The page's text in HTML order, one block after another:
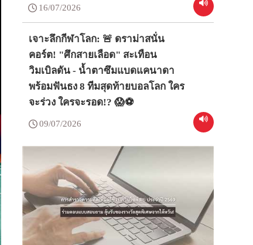
16/07/2026
เจาะลึกกีฬาโลก: 🚨 ดราม่าสนั่น
คอร์ต! "ศึกสายเลือด" สะเทือน
วิมเบิลดัน - น้ำตาซึมแบดแคนาดา
พร้อมฟันธง 8 ทีมสุดท้ายบอลโลก ใคร
จะร่วง ใครจะรอด!? 😱⚽
09/07/2026